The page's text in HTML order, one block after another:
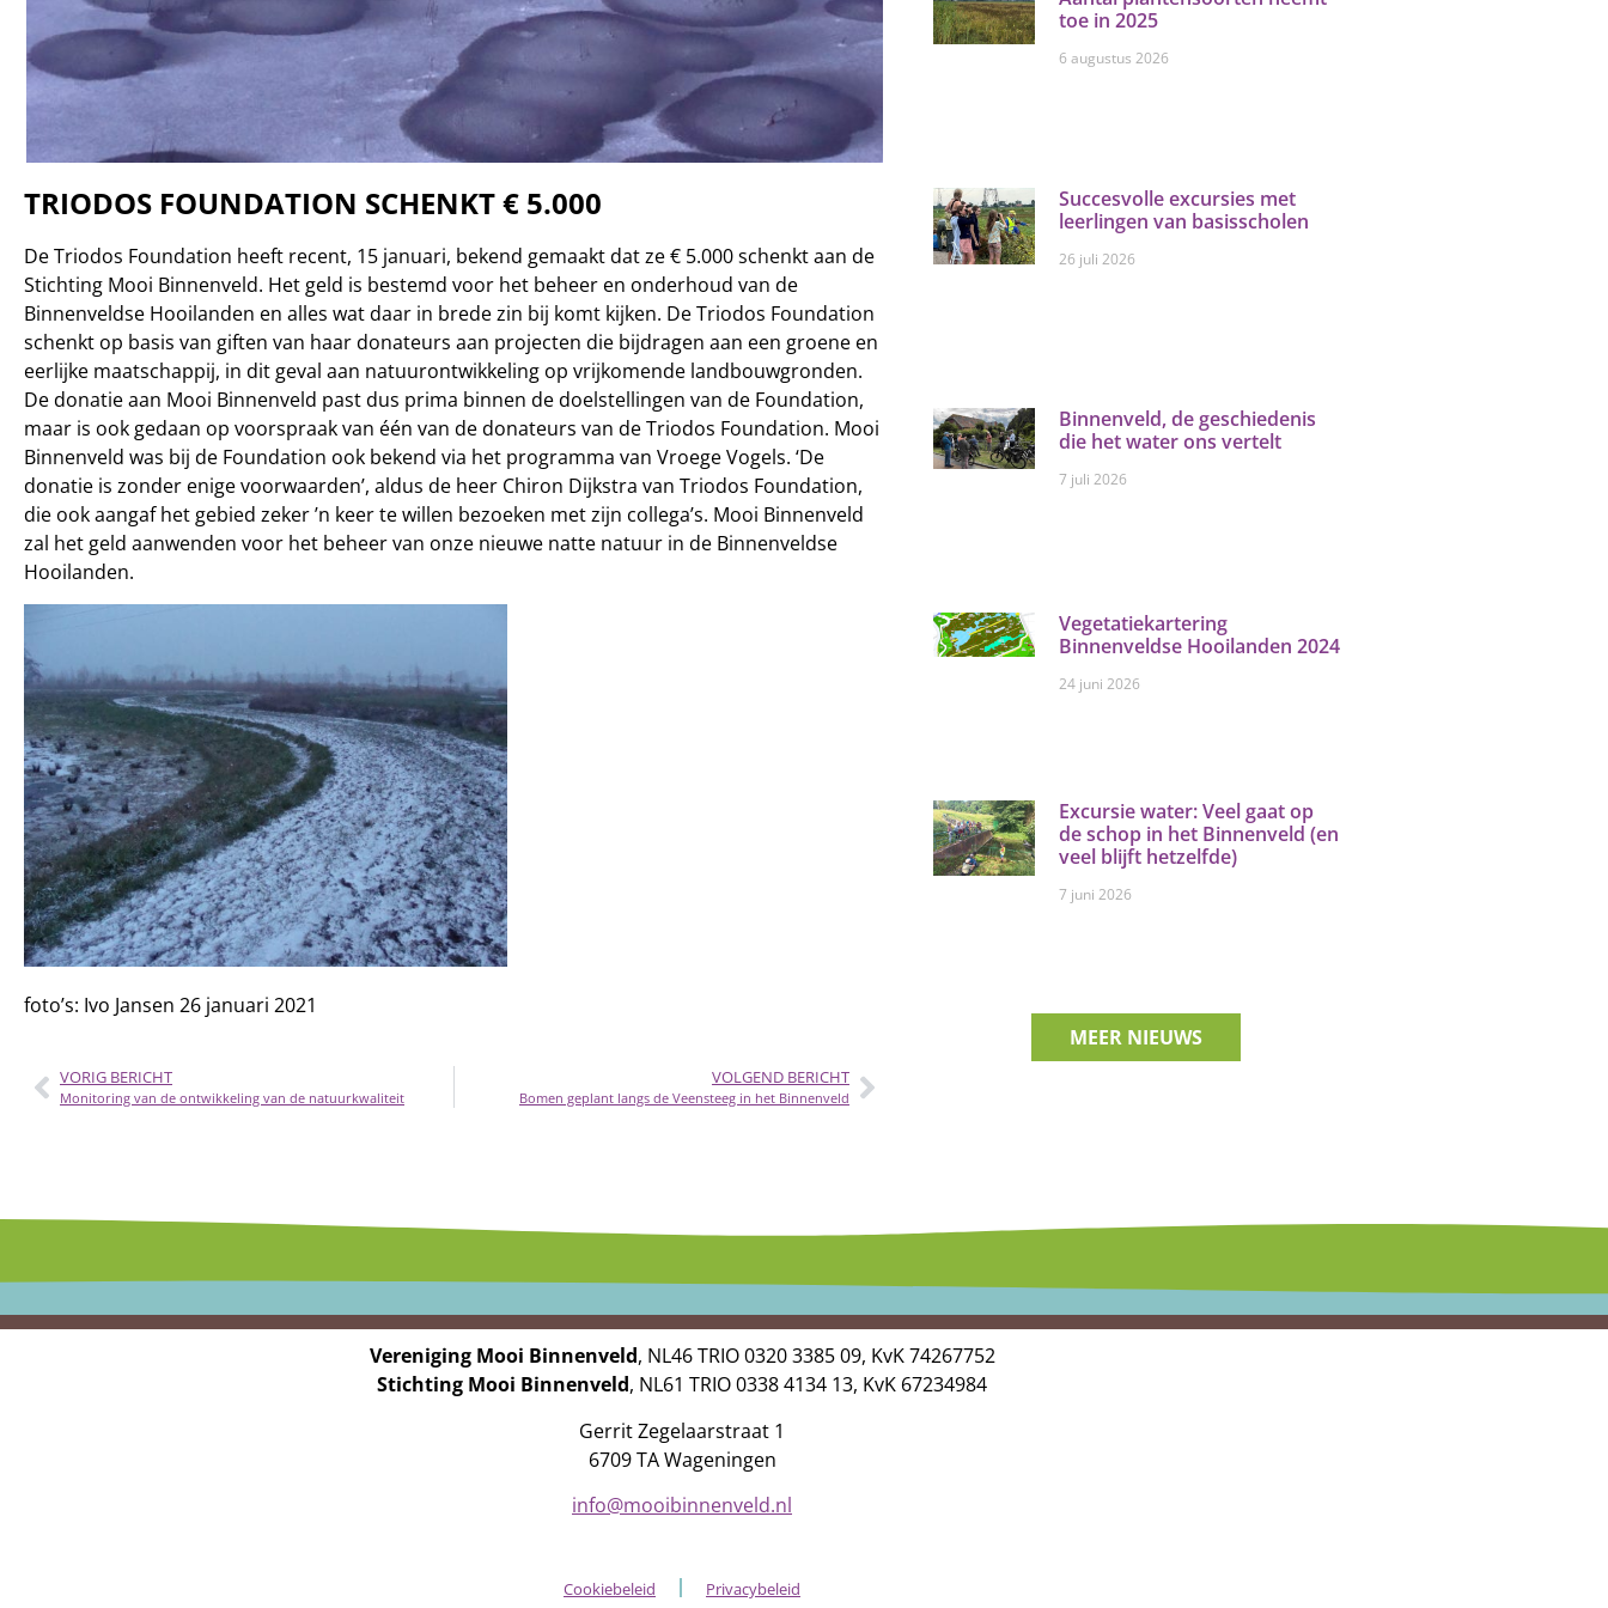
TRIODOS FOUNDATION SCHENKT € 5.000
De Triodos Foundation heeft recent, 15 januari, bekend gemaakt dat ze € 5.000 schenkt aan de
Stichting Mooi Binnenveld. Het geld is bestemd voor het beheer en onderhoud van de
Binnenveldse Hooilanden en alles wat daar in brede zin bij komt kijken. De Triodos Foundation
schenkt op basis van giften van haar donateurs aan projecten die bijdragen aan een groene en
eerlijke maatschappij, in dit geval aan natuurontwikkeling op vrijkomende landbouwgronden.
De donatie aan Mooi Binnenveld past dus prima binnen de doelstellingen van de Foundation,
maar is ook gedaan op voorspraak van één van de donateurs van de Triodos Foundation. Mooi
Binnenveld was bij de Foundation ook bekend via het programma van Vroege Vogels. ‘De
donatie is zonder enige voorwaarden’, aldus de heer Chiron Dijkstra van Triodos Foundation,
die ook aangaf het gebied zeker ’n keer te willen bezoeken met zijn collega’s. Mooi Binnenveld
zal het geld aanwenden voor het beheer van onze nieuwe natte natuur in de Binnenveldse
Hooilanden.
foto’s: Ivo Jansen 26 januari 2021
VORIG BERICHT
Monitoring van de ontwikkeling van de natuurkwaliteit
VOLGEND BERICHT
Bomen geplant langs de Veensteeg in het Binnenveld
toe in 2025
6 augustus 2026
Succesvolle excursies met
leerlingen van basisscholen
26 juli 2026
Binnenveld, de geschiedenis
die het water ons vertelt
7 juli 2026
Vegetatiekartering
Binnenveldse Hooilanden 2024
24 juni 2026
Excursie water: Veel gaat op
de schop in het Binnenveld (en
veel blijft hetzelfde)
7 juni 2026
MEER NIEUWS
Vereniging Mooi Binnenveld, NL46 TRIO 0320 3385 09, KvK 74267752
Stichting Mooi Binnenveld, NL61 TRIO 0338 4134 13, KvK 67234984
Gerrit Zegelaarstraat 1
6709 TA Wageningen
info@mooibinnenveld.nl
Cookiebeleid Privacybeleid